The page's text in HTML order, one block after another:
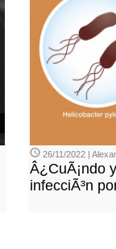
26/11/2022 |
Â¿CuÃ¡ndo
infecciÃ³n